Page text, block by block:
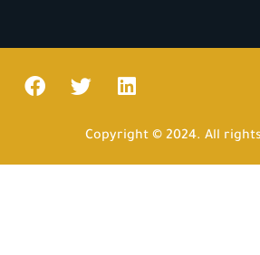
Copyright © 2024. All